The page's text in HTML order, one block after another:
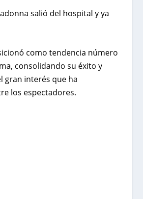
salió del hospital y ya
como tendencia número
consolidando su éxito y
gran interés que ha
los espectadores.